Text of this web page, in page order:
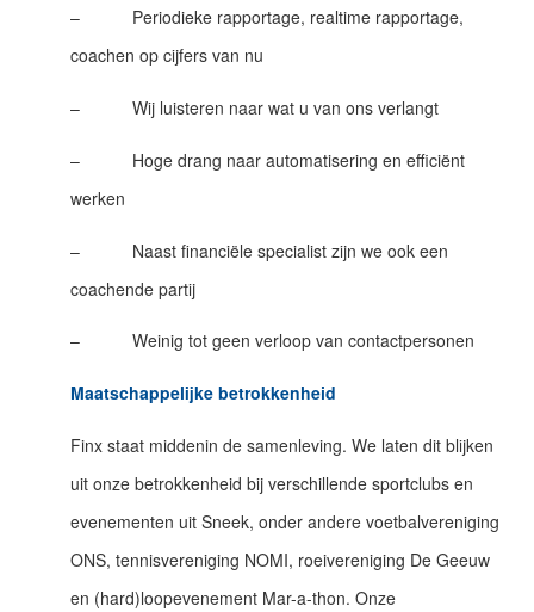
– Periodieke rapportage, realtime rapportage,
coachen op cijfers van nu
– Wij luisteren naar wat u van ons verlangt
– Hoge drang naar automatisering en efficiënt
werken
– Naast financiële specialist zijn we ook een
coachende partij
– Weinig tot geen verloop van contactpersonen
Maatschappelijke betrokkenheid
Finx staat middenin de samenleving. We laten dit blijken
uit onze betrokkenheid bij verschillende sportclubs en
evenementen uit Sneek, onder andere voetbalvereniging
ONS, tennisvereniging NOMI, roeivereniging De Geeuw
en (hard)loopevenement Mar-a-thon. Onze